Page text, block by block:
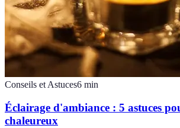
Conseils et Astuces6 min
Éclairage d'ambiance : 5 astuces
chaleureux